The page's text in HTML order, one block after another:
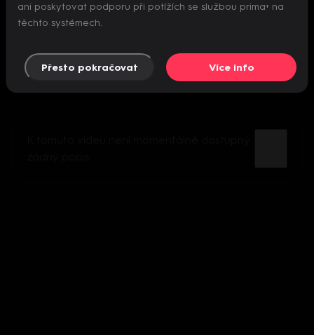
Nepodařilo se inicializovat přehrávač
ani poskytovat podporu při potížích se službou prima+ na
těchto systémech.
Přesto pokračovat Více info